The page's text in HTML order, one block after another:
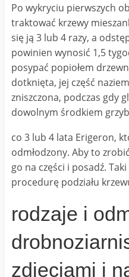
Po wykryciu pierwszych
traktować krzewy
się ją 3 lub 4 razy, a
powinien wynosić 1,5
posypać popiołem
dotknięta, jej część
zniszczona, podczas gdy
dowolnym środkiem
co 3 lub 4 lata Erigeron,
odmłodzony. Aby to
go na części i posadź.
procedurę podziału
rodzaje i
zdjęciami i